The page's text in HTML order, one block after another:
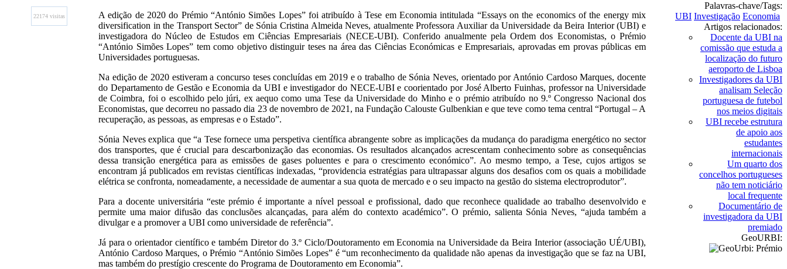
22174 visitas
A edição de 2020 do Prémio “António Simões Lopes” foi atribuído à Tese em Economia intitulada “Essays on the economics of the energy mix
diversification in the Transport Sector” de Sónia Cristina Almeida Neves, atualmente Professora Auxiliar da Universidade da Beira Interior (UBI) e
investigadora do Núcleo de Estudos em Ciências Empresariais (NECE-UBI). Conferido anualmente pela Ordem dos Economistas, o Prémio
“António Simões Lopes” tem como objetivo distinguir teses na área das Ciências Económicas e Empresariais, aprovadas em provas públicas em
Universidades portuguesas.
Na edição de 2020 estiveram a concurso teses concluídas em 2019 e o trabalho de Sónia Neves, orientado por António Cardoso Marques, docente
do Departamento de Gestão e Economia da UBI e investigador do NECE-UBI e coorientado por José Alberto Fuinhas, professor na Universidade
de Coimbra, foi o escolhido pelo júri, ex aequo como uma Tese da Universidade do Minho e o prémio atribuído no 9.º Congresso Nacional dos
Economistas, que decorreu no passado dia 23 de novembro de 2021, na Fundação Calouste Gulbenkian e que teve como tema central “Portugal – A
recuperação, as pessoas, as empresas e o Estado”.
Sónia Neves explica que “a Tese fornece uma perspetiva científica abrangente sobre as implicações da mudança do paradigma energético no sector
dos transportes, que é crucial para descarbonização das economias. Os resultados alcançados acrescentam conhecimento sobre as consequências
dessa transição energética para as emissões de gases poluentes e para o crescimento económico”. Ao mesmo tempo, a Tese, cujos artigos se
encontram já publicados em revistas científicas indexadas, “providencia estratégias para ultrapassar alguns dos desafios com os quais a mobilidade
elétrica se confronta, nomeadamente, a necessidade de aumentar a sua quota de mercado e o seu impacto na gestão do sistema electroprodutor”.
Para a docente universitária “este prémio é importante a nível pessoal e profissional, dado que reconhece qualidade ao trabalho desenvolvido e
permite uma maior difusão das conclusões alcançadas, para além do contexto académico”. O prémio, salienta Sónia Neves, “ajuda também a
divulgar e a promover a UBI como universidade de referência”.
Já para o orientador científico e também Diretor do 3.º Ciclo/Doutoramento em Economia na Universidade da Beira Interior (associação UÉ/UBI),
António Cardoso Marques, o Prémio “António Simões Lopes” é “um reconhecimento da qualidade não apenas da investigação que se faz na UBI,
mas também do prestígio crescente do Programa de Doutoramento em Economia”.
Palavras-chave/Tags:
UBI Investigação Economia
Artigos relacionados:
Docente da UBI na
comissão que estuda a
localização do futuro
aeroporto de Lisboa
Investigadores da UBI
analisam Seleção
portuguesa de futebol
nos meios digitais
UBI recebe estrutura
de apoio aos
estudantes
internacionais
Um quarto dos
concelhos portugueses
não tem noticiário
local frequente
Documentário de
investigadora da UBI
premiado
GeoURBI: